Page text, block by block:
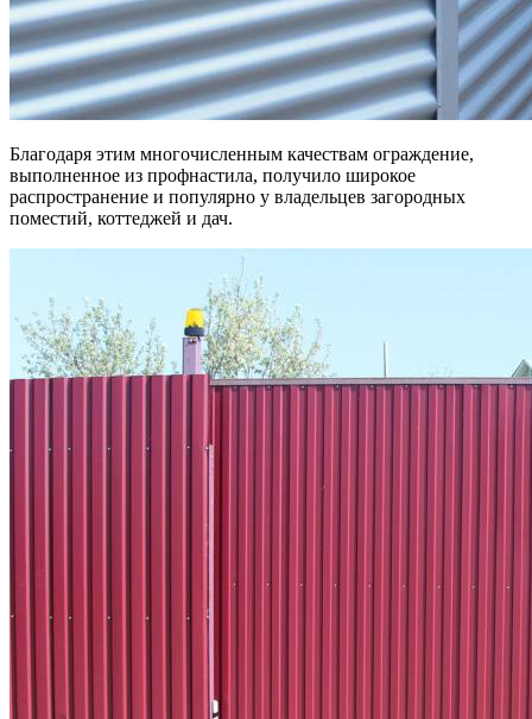
Благодаря этим многочисленным качествам ограждение,
выполненное из профнастила, получило широкое
распространение и популярно у владельцев загородных
поместий, коттеджей и дач.